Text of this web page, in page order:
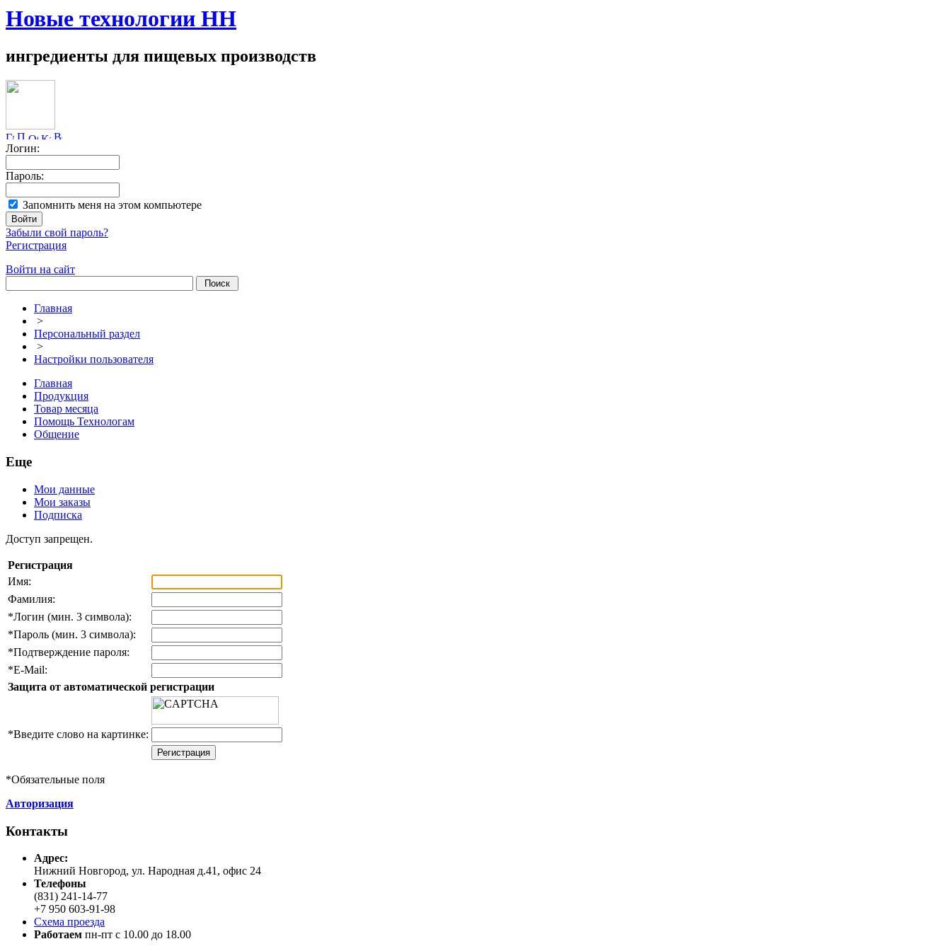
Новые технологии НН
ингредиенты для пищевых производств
Логин:
Пароль:
Запомнить меня на этом компьютере
Забыли свой пароль?
Регистрация
Войти на сайт
Главная
>
Персональный раздел
>
Настройки пользователя
Главная
Продукция
Товар месяца
Помощь Технологам
Общение
Еще
Мои данные
Мои заказы
Подписка
Доступ запрещен.
Регистрация
Имя:
Фамилия:
*Логин (мин. 3 символа):
*Пароль (мин. 3 символа):
*Подтверждение пароля:
*E-Mail:
Защита от автоматической регистрации
*Введите слово на картинке:
*Обязательные поля
Авторизация
Контакты
Адреc:
Нижний Новгород, ул. Народная д.41, офис 24
Телефоны
(831) 241-14-77
+7 950 603-91-98
Схема проезда
Работаем пн-пт с 10.00 до 18.00